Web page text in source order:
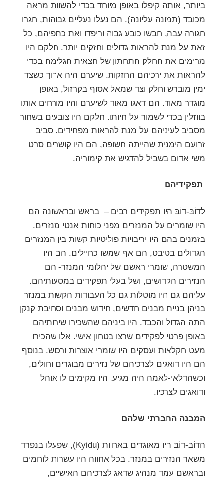
ביותר, אותה קיפלו באופן מיוחד בכדי להשוות מראה
מכובד (תמונה עליונה). הם נעלו נעליים גבוהות, חגרו
חגורה עבה, חבשו כובע גבוה וריפדו ואת כתפיהם, כל
זאת על מנת להראות גדולים וחזקים יותר. חלקם היו
מרימים את החלק התחתון של חצאית הגלימה בכדי
להראות את ירכיהם החזקות. שיערם היה ארוך כשצד
ימין מוברש וחלק וצד שמאל אסוף בקרזול, באופן
מוגדר מאוד. הם דאגו מאוד לשיערם והיו מורחים אותו
בווזלין בכדי לשמור על חיותו. חלקם היו צובעים בשחור
מסביב לעיניהם על מנת להראות מפחידים. סביב
זרועם הימנית שהייתה חשופה, הם היו קושרים סרט
משי אדום בשביל להדגיש את קימוריה.
תפקידיהם
לדוֹבּ-דוֹבּ היו תפקידים רבים – בראש ובראשונה הם
היו שומרים על המנזרים מפני כוחות אנטי מנזריִם.
בזמנים בהם היו יריבויות פוליטיות קשות בין המנזרים
הגדולים בטיבט, הם אף שמשו כחיילים. הם היו
המשטרה, שומרי ראשם של יהלומי המנזר- הם
הנזירים הקדושים, ושל בעלי תפקידים במסעותיהם.
עליהם גם היו מוטלות גם כל העבודות הקשות במנזר
בניהן בניית מבנים חדשים, חידוש מבנים וסחיבת קנקן
התה הגדול והכבד. היו ביניהם שהשכירו שירותיהם
באופן פרטי לפקידים שרצו בטחון אישי. אלו שהכירו
מעט חקלאות ועסקים היו שומרי אוצרות ורכוש. בנוסף
הם היו דואגים לצרכיהם של נזירים מבוגרים וחולים,
וכשהדלאי-לאמה היה מגיע, היו מקימים לו אוהל
ודואגים לצרכיו.
המבנה החברתי שלהם
הדוֹבּ-דוֹבּ היו מאוגדים באחוות (Kyidu), שפעלו בנפרד
משאר הנזירים במנזר. בכל אחווה היו עשרות לוחמים
ובראשם עמד מנהיג שדאג לצרכיהם האישיים,